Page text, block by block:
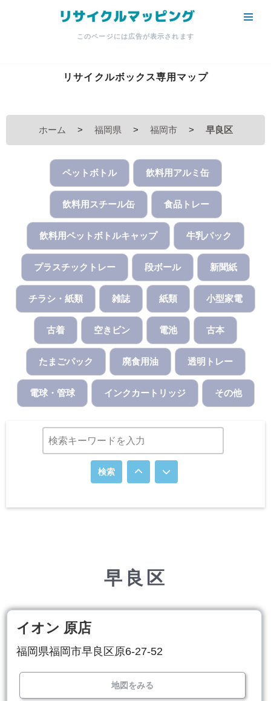
ッ
このページには広告が表示されます
リサイクルボックス専用マップ
ホーム > 福岡県 > 福岡市> 早良区
ペットボトル 飲料用アルミ缶
飲料用スチール缶 食品トレー
飲料用ペットボトルキャップ 牛乳パック
プラスチックトレー 段ボール 新聞紙
チラシ・紙類 雑誌 紙類 小型家電
古着 空きビン 電池 古本
たまごパック 廃食用油 透明トレー
電球・管球 インクカートリッジ その他
検索
早良区
イオン 原店
福岡県福岡市早良区原6-27-52
地図をみる